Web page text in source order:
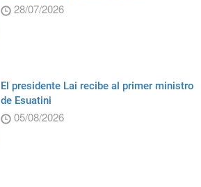
28/07/2026
El presidente Lai recibe al primer ministro
de Esuatini
05/08/2026